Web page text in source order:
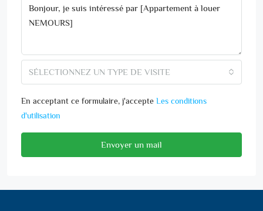
SÉLECTIONNEZ UN TYPE DE VISITE
En acceptant ce formulaire, j'accepte Les conditions
d'utilisation
Envoyer un mail